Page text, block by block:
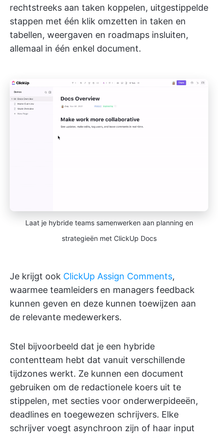
rechtstreeks aan taken koppelen, uitgestippelde
stappen met één klik omzetten in taken en
tabellen, weergaven en roadmaps insluiten,
allemaal in één enkel document.
Laat je hybride teams samenwerken aan planning en
strategieën met ClickUp Docs
Je krijgt ook ClickUp Assign Comments,
waarmee teamleiders en managers feedback
kunnen geven en deze kunnen toewijzen aan
de relevante medewerkers.
Stel bijvoorbeeld dat je een hybride
contentteam hebt dat vanuit verschillende
tijdzones werkt. Ze kunnen een document
gebruiken om de redactionele koers uit te
stippelen, met secties voor onderwerpideeën,
deadlines en toegewezen schrijvers. Elke
schrijver voegt asynchroon zijn of haar input